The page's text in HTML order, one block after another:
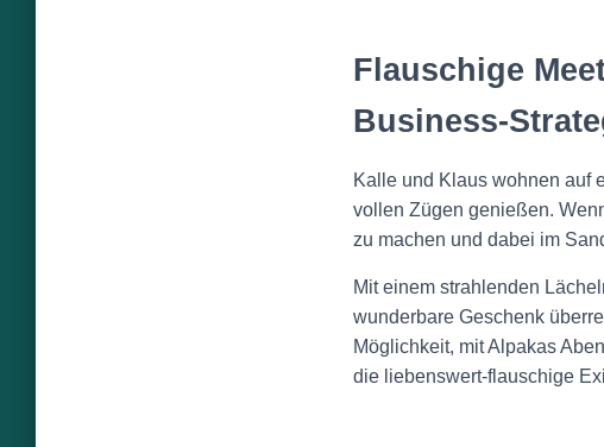
Flauschige
Business-
Kalle und Klaus wohnen auf
vollen Zügen genießen.
zu machen und dabei im
Mit einem strahlenden
wunderbare Geschenk
Möglichkeit, mit Alpakas
die liebenswert-flauschige